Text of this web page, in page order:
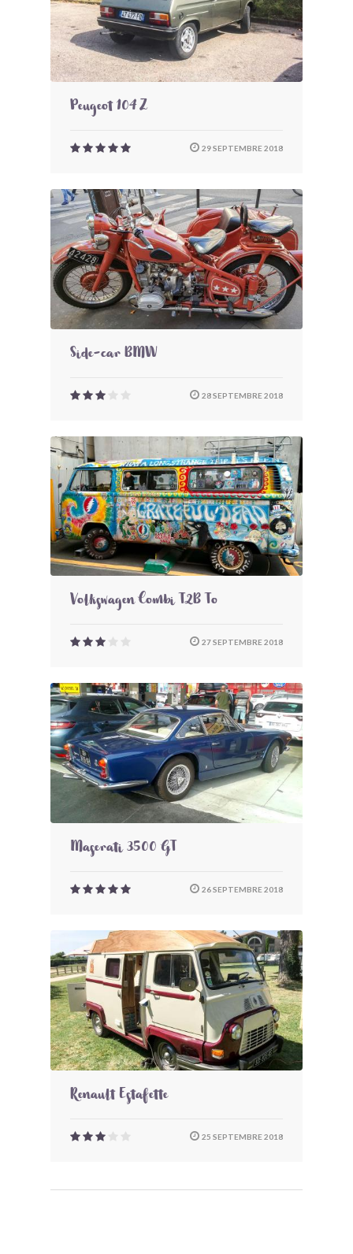
Peugeot 104 Z
29 SEPTEMBRE 2018
Side-car BMW
28 SEPTEMBRE 2018
Volkswagen Combi T2B To
27 SEPTEMBRE 2018
Maserati 3500 GT
26 SEPTEMBRE 2018
Renault Estafette
25 SEPTEMBRE 2018